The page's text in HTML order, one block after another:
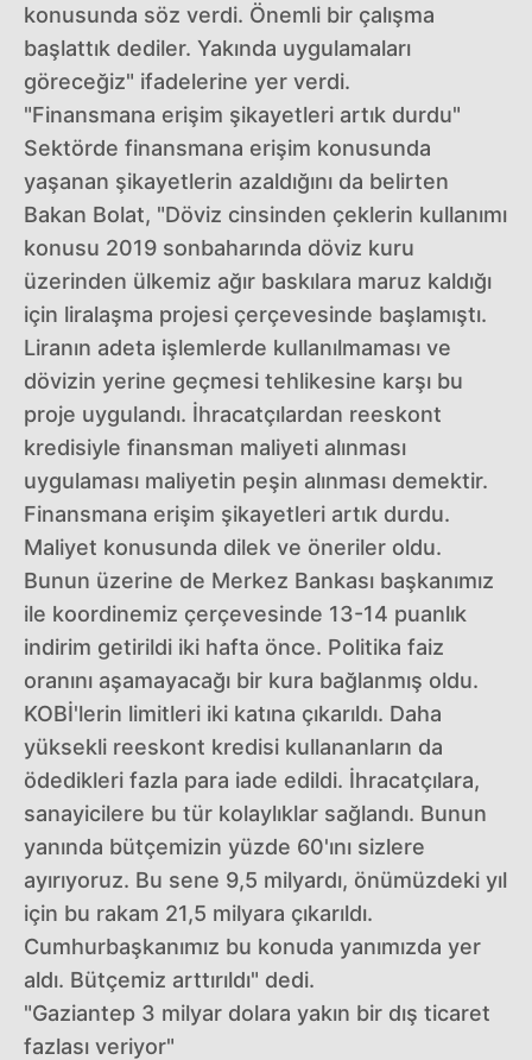
konusunda söz verdi. Önemli bir çalışma
başlattık dediler. Yakında uygulamaları
göreceğiz" ifadelerine yer verdi.
"Finansmana erişim şikayetleri artık durdu"
Sektörde finansmana erişim konusunda
yaşanan şikayetlerin azaldığını da belirten
Bakan Bolat, "Döviz cinsinden çeklerin kullanımı
konusu 2019 sonbaharında döviz kuru
üzerinden ülkemiz ağır baskılara maruz kaldığı
için liralaşma projesi çerçevesinde başlamıştı.
Liranın adeta işlemlerde kullanılmaması ve
dövizin yerine geçmesi tehlikesine karşı bu
proje uygulandı. İhracatçılardan reeskont
kredisiyle finansman maliyeti alınması
uygulaması maliyetin peşin alınması demektir.
Finansmana erişim şikayetleri artık durdu.
Maliyet konusunda dilek ve öneriler oldu.
Bunun üzerine de Merkez Bankası başkanımız
ile koordinemiz çerçevesinde 13-14 puanlık
indirim getirildi iki hafta önce. Politika faiz
oranını aşamayacağı bir kura bağlanmış oldu.
KOBİ'lerin limitleri iki katına çıkarıldı. Daha
yüksekli reeskont kredisi kullananların da
ödedikleri fazla para iade edildi. İhracatçılara,
sanayicilere bu tür kolaylıklar sağlandı. Bunun
yanında bütçemizin yüzde 60'ını sizlere
ayırıyoruz. Bu sene 9,5 milyardı, önümüzdeki yıl
için bu rakam 21,5 milyara çıkarıldı.
Cumhurbaşkanımız bu konuda yanımızda yer
aldı. Bütçemiz arttırıldı" dedi.
"Gaziantep 3 milyar dolara yakın bir dış ticaret
fazlası veriyor"